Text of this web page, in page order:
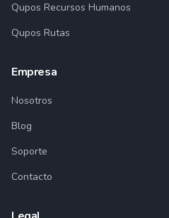
Qupos Recursos Humanos
Qupos Rutas
Empresa
Nosotros
Blog
Soporte
Contacto